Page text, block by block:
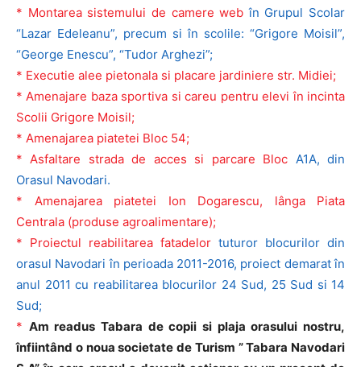
* Montarea sistemului de camere web în Grupul Scolar
“Lazar Edeleanu”, precum si în scolile: “Grigore Moisil”,
“George Enescu”, “Tudor Arghezi”;
* Executie alee pietonala si placare jardiniere str. Midiei;
* Amenajare baza sportiva si careu pentru elevi în incinta
Scolii Grigore Moisil;
* Amenajarea piatetei Bloc 54;
* Asfaltare strada de acces si parcare Bloc A1A, din
Orasul Navodari.
* Amenajarea piatetei Ion Dogarescu, lânga Piata
Centrala (produse agroalimentare);
* Proiectul reabilitarea fatadelor tuturor blocurilor din
orasul Navodari în perioada 2011-2016, proiect demarat în
anul 2011 cu reabilitarea blocurilor 24 Sud, 25 Sud si 14
Sud;
* Am readus Tabara de copii si plaja orasului nostru,
înfiintând o noua societate de Turism ” Tabara Navodari